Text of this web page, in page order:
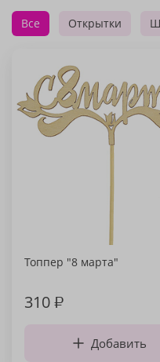
Все Открытки
Топпер "8 марта"
310₽
Добавить